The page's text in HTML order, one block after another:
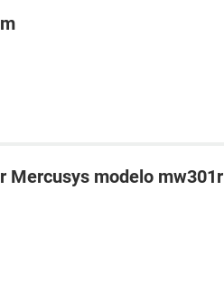
Mercusys modelo mw301r